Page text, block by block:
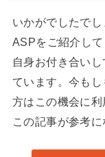
いかがでしたで
ASPをご紹介し
自身お付き合い
ています。今も
方はこの機会に
この記事が参考に